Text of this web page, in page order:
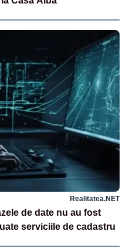
Realitatea.NET
de date nu au fost
serviciile de cadastru